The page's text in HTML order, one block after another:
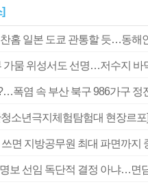
홈 일본 도쿄 관통할 듯…동해
가뭄 위성서도 선명…저수지 바
폭염 속 부산 북구 986가구 정
쓰면 지방공무원 최대 파면까지
보 선임 독단적 결정 아냐…면